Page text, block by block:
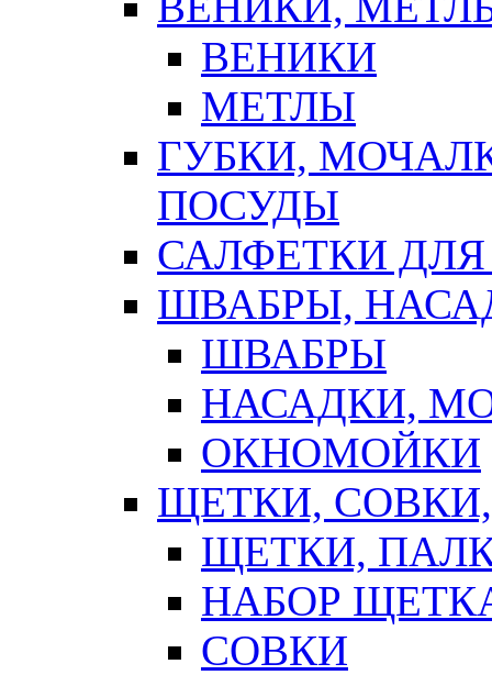
ВЕНИКИ
МЕТЛЫ
ГУБКИ,
ПОСУДЫ
САЛФЕТКИ
ШВАБРЫ,
ШВАБРЫ
НАСАДКИ,
ОКНОМОЙКИ
ЩЕТКИ,
ЩЕТКИ,
НАБОР
СОВКИ